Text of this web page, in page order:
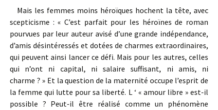
Mais les femmes moins héroïques hochent la tête, avec
scepticisme : « C’est parfait pour les héroïnes de roman
pourvues par leur auteur avisé d’une grande indépendance,
d’amis désintéressés et dotées de charmes extraordinaires,
qui peuvent ainsi lancer ce défi. Mais pour les autres, celles
qui n’ont ni capital, ni salaire suffisant, ni amis, ni
charme ? » Et la question de la maternité occupe l’esprit de
la femme qui lutte pour sa liberté. L ‘ « amour libre » est-il
possible ? Peut-il être réalisé comme un phénomène